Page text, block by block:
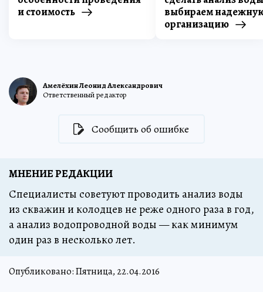
и стоимость
выбираем
организацию
Амелёхин Леонид Александрович
Ответственный редактор
Сообщить об ошибке
МНЕНИЕ РЕДАКЦИИ
Спе­ци­а­ли­с­ты со­ве­ту­ют про­во­дить ана­лиз во­ды
из сква­жин и ко­лод­цев не ре­же од­но­го ра­за в год,
а ана­лиз во­до­про­вод­ной во­ды — как ми­ни­мум
один раз в не­сколь­ко лет.
Опубликовано: Пятница, 22.04.2016